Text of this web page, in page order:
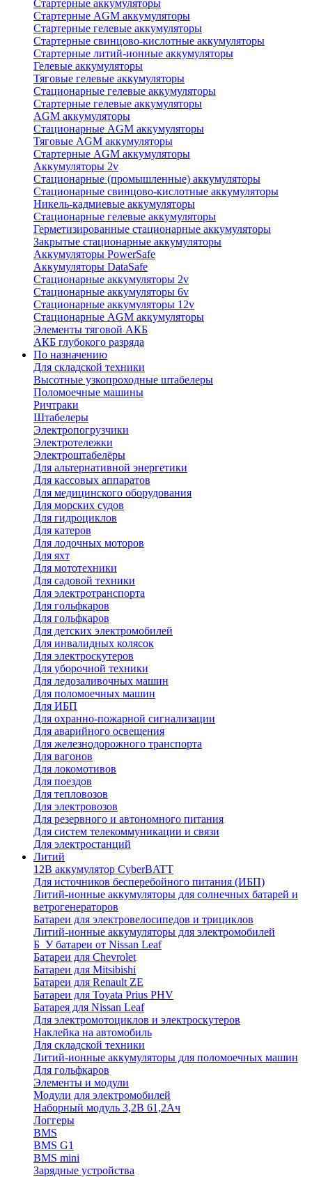
Стартерные аккумуляторы
Стартерные AGM аккумуляторы
Стартерные гелевые аккумуляторы
Стартерные свинцово-кислотные аккумуляторы
Стартерные литий-ионные аккумуляторы
Гелевые аккумуляторы
Тяговые гелевые аккумуляторы
Стационарные гелевые аккумуляторы
Стартерные гелевые аккумуляторы
AGM аккумуляторы
Стационарные AGM аккумуляторы
Тяговые AGM аккумуляторы
Стартерные AGM аккумуляторы
Аккумуляторы 2v
Стационарные (промышленные) аккумуляторы
Стационарные свинцово-кислотные аккумуляторы
Никель-кадмиевые аккумуляторы
Стационарные гелевые аккумуляторы
Герметизированные стационарные аккумуляторы
Закрытые стационарные аккумуляторы
Аккумуляторы PowerSafe
Аккумуляторы DataSafe
Стационарные аккумуляторы 2v
Стационарные аккумуляторы 6v
Стационарные аккумуляторы 12v
Стационарные AGM аккумуляторы
Элементы тяговой АКБ
АКБ глубокого разряда
По назначению
Для складской техники
Высотные узкопроходные штабелеры
Поломоечные машины
Ричтраки
Штабелеры
Электропогрузчики
Электротележки
Электроштабелёры
Для альтернативной энергетики
Для кассовых аппаратов
Для медицинского оборудования
Для морских судов
Для гидроциклов
Для катеров
Для лодочных моторов
Для яхт
Для мототехники
Для садовой техники
Для электротранспорта
Для гольфкаров
Для гольфкаров
Для детских электромобилей
Для инвалидных колясок
Для электроскутеров
Для уборочной техники
Для ледозаливочных машин
Для поломоечных машин
Для ИБП
Для охранно-пожарной сигнализации
Для аварийного освещения
Для железнодорожного транспорта
Для вагонов
Для локомотивов
Для поездов
Для тепловозов
Для электровозов
Для резервного и автономного питания
Для систем телекоммуникации и связи
Для электростанций
Литий
12В аккумулятор CyberBATT
Для источников бесперебойного питания (ИБП)
Литий-ионные аккумуляторы для солнечных батарей и
ветрогенераторов
Батареи для электровелосипедов и трициклов
Литий-ионные аккумуляторы для электромобилей
Б_У батареи от Nissan Leaf
Батареи для Chevrolet
Батареи для Mitsibishi
Батареи для Renault ZE
Батареи для Toyata Prius PHV
Батарея для Nissan Leaf
Для электромотоциклов и электроскутеров
Наклейка на автомобиль
Для складской техники
Литий-ионные аккумуляторы для поломоечных машин
Для гольфкаров
Элементы и модули
Модули для электромобилей
Наборный модуль 3,2В 61,2Ач
Логгеры
BMS
BMS G1
BMS mini
Зарядные устройства